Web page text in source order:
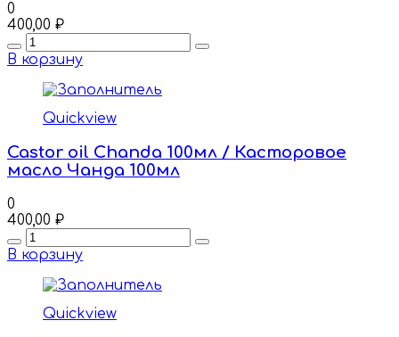
0
400,00 ₽
Quantity
В корзину
Quickview
Castor oil Chanda 100мл / Касторовое
масло Чанда 100мл
0
400,00 ₽
Quantity
В корзину
Quickview